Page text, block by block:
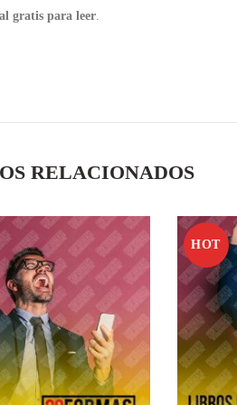
gratis para leer.
RELACIONADOS
HOT